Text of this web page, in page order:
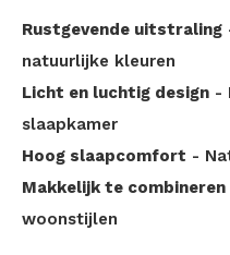
Rustgevende uitstraling
natuurlijke kleuren
Licht en luchtig design -
slaapkamer
Hoog slaapcomfort -
Makkelijk te combineren
woonstijlen